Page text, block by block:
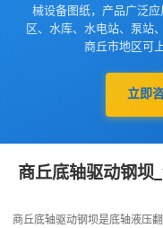
械设备图纸，产品广泛
区、水库、水电站、泵站
商丘市地区可
立即
商丘底轴驱动钢坝
商丘底轴驱动钢坝是底轴液压